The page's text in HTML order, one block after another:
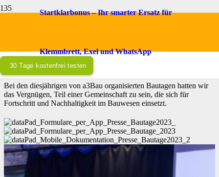
Startklarbonus – Ihr smarter Ersatz für
Klemmbrett, Exel und WhatsApp
30 Tage kostenfrei testen
Ein Forum für Praxis und Nachhaltigkeit im
Bauwesen
Bei den diesjährigen von a3Bau organisierten Bautagen hatten wir
das Vergnügen, Teil einer Gemeinschaft zu sein, die sich für
Fortschritt und Nachhaltigkeit im Bauwesen einsetzt.